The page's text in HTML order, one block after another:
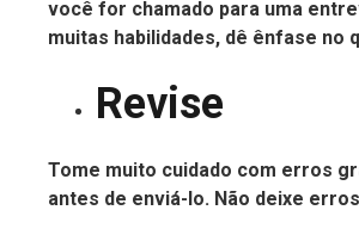
você for chamado para uma
muitas habilidades, dê ênfase no
Revise
Tome muito cuidado com erros
antes de enviá-lo. Não deixe